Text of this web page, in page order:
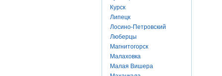
Курск
Липецк
Лосино-Петровский
Люберцы
Магнитогорск
Малаховка
Малая Вишера